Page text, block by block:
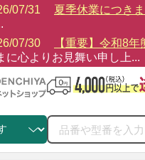
07/31 夏季休業につき
07/30 【重要】令和8
に心よりお見舞い申し上...